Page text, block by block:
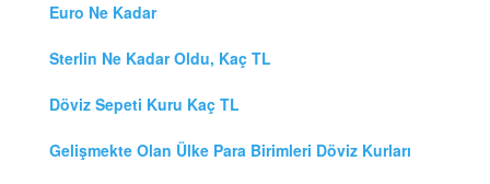
Euro Ne Kadar
Sterlin Ne Kadar Oldu, Kaç TL
Döviz Sepeti Kuru Kaç TL
Gelişmekte Olan Ülke Para Birimleri Döviz Kurları